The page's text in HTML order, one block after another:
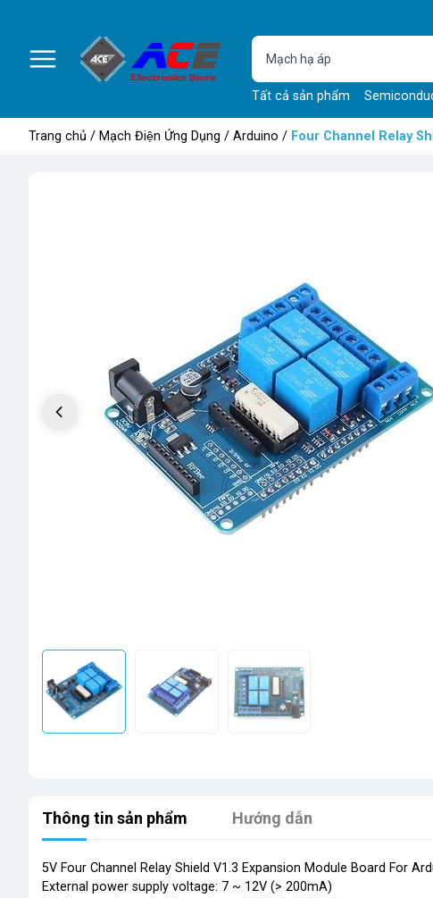
Tất cả sản phẩm
Trang chủ / Mạch Điện Ứng Dụng / Arduino / Four Channel Relay
Thông tin sản phẩm Hướng dẫn
5V Four Channel Relay Shield V1.3 Expansion Module Board For
External power supply voltage: 7 ~ 12V (> 200mA)